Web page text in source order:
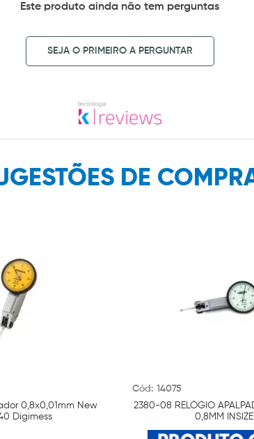
Este produto ainda não tem perguntas
SEJA O PRIMEIRO A PERGUNTAR
DE
0,8x0,01mm New
Digimess
Cód: 14075
2380-08 RELÓGIO
0,8MM INSIZE